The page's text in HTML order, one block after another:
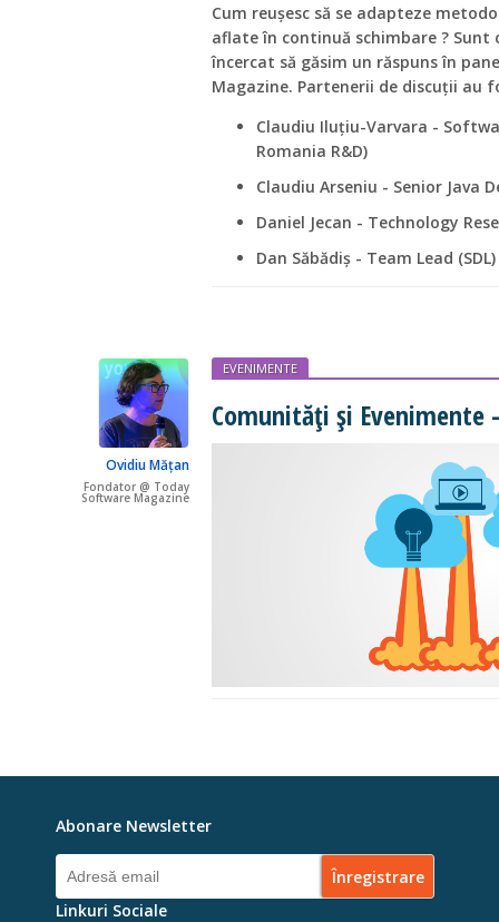
Cum reușesc să se adapteze
aflate în continuă schimbare ?
încercat să găsim un răspuns în
Magazine. Partenerii de discuții au
Claudiu Iluțiu-Varvara -
Romania R&D)
Claudiu Arseniu - Senior Java
Daniel Jecan - Technology
Dan Săbădiș - Team Lead (SDL)
Ovidiu Mățan
Fondator @ Today
Software Magazine
EVENIMENTE
Comunităţi și
Abonare Newsletter
Linkuri Sociale